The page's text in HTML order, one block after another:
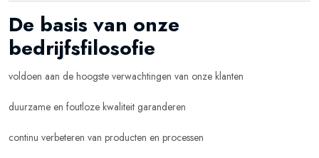
De basis van onze
bedrijfsfilosofie
voldoen aan de hoogste verwachtingen van onze klanten
duurzame en foutloze kwaliteit garanderen
continu verbeteren van producten en processen